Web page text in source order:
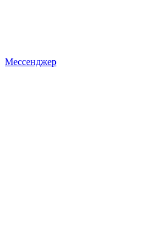
Мессенджер